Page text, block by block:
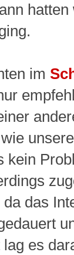
im
kein
da das
es